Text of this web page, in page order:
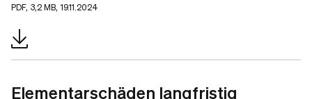
PDF, 3,2 MB, 19.11.2024
Elementarschäden langfristig